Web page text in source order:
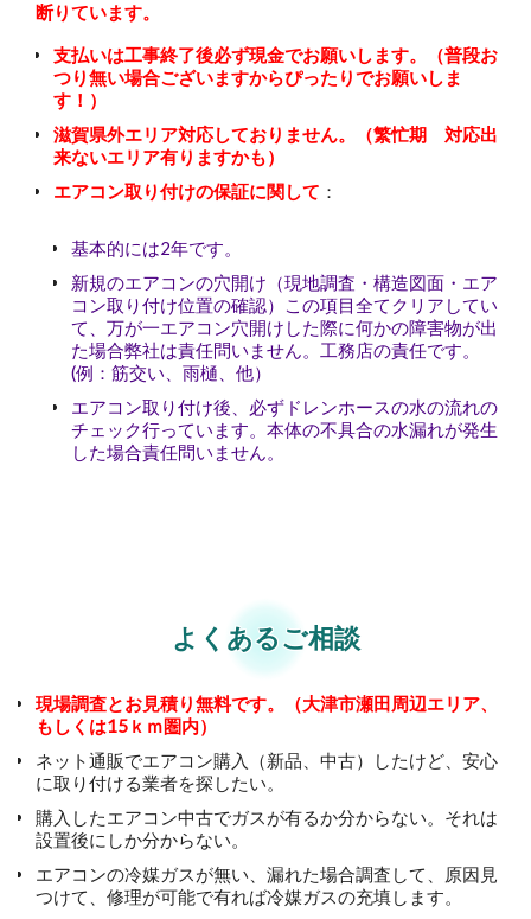
断りています。
支払いは工事終了後必ず現金でお願いします。（普段お
つり無い場合ございますからぴったりでお願いしま
す！）
滋賀県外エリア対応しておりません。（繁忙期 対応出
来ないエリア有りますかも）
エアコン取り付けの保証に関して ：
基本的には2年です。
新規のエアコンの穴開け（現地調査・構造図面・エア
コン取り付け位置の確認）この項目全てクリアしてい
て、万が一エアコン穴開けした際に何かの障害物が出
た場合弊社は責任問いません。工務店の責任です。
(例：筋交い、雨樋、他）
エアコン取り付け後、必ずドレンホースの水の流れの
チェック行っています。本体の不具合の水漏れが発生
した場合責任問いません。
よくあるご相談
現場調査とお見積り無料です。（大津市瀬田周辺エリア、
もしくは15ｋｍ圏内）
ネット通販でエアコン購入（新品、中古）したけど、安心
に取り付ける業者を探したい。
購入したエアコン中古でガスが有るか分からない。それは
設置後にしか分からない。
エアコンの冷媒ガスが無い、漏れた場合調査して、原因見
つけて、修理が可能で有れば冷媒ガスの充填します。